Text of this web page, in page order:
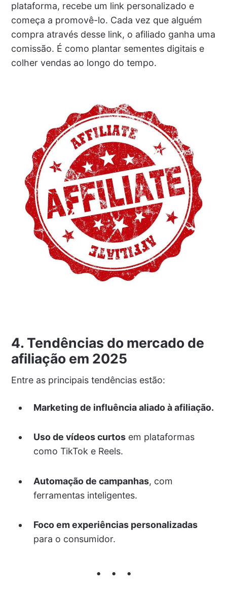
plataforma, recebe um link personalizado e
começa a promovê-lo. Cada vez que alguém
compra através desse link, o afiliado ganha uma
comissão. É como plantar sementes digitais e
colher vendas ao longo do tempo.
4. Tendências do mercado de
afiliação em 2025
Entre as principais tendências estão:
Marketing de influência aliado à afiliação.
Uso de vídeos curtosem plataformas
como TikTok e Reels.
Automação de campanhas, com
ferramentas inteligentes.
Foco em experiências personalizadas
para o consumidor.